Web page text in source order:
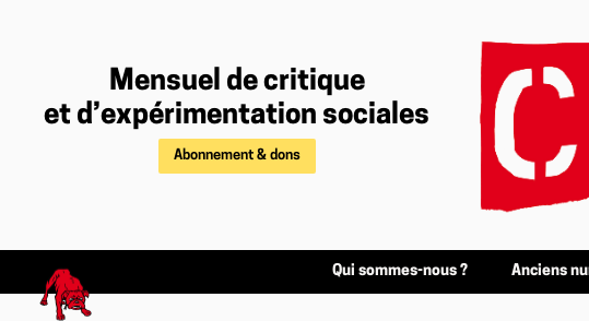
Mensuel de critique
et d’expérimentation sociales
Abonnement & dons
Qui sommes-nous ? Anciens